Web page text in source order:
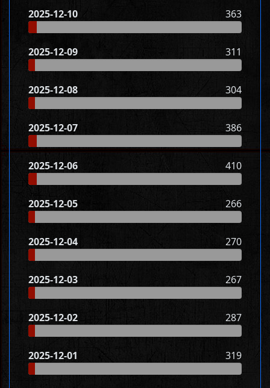
2025-12-10 363
2025-12-09 311
2025-12-08 304
2025-12-07 386
2025-12-06 410
2025-12-05 266
2025-12-04 270
2025-12-03 267
2025-12-02 287
2025-12-01 319